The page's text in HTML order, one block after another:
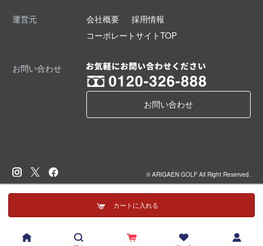
カートに入れる
運営元 会社概要
採用情報
コーポレートサイトTOP
お問い合わせ
お問い合わせ
© ARIGAEN GOLF All Right Reserved.